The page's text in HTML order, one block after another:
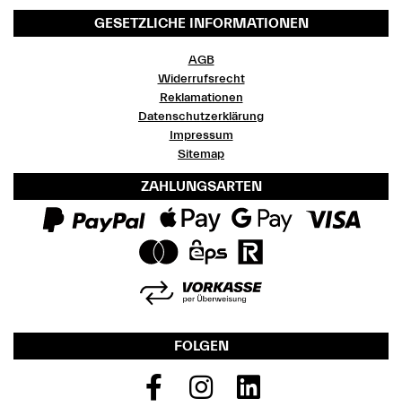
GESETZLICHE INFORMATIONEN
AGB
Widerrufsrecht
Reklamationen
Datenschutzerklärung
Impressum
Sitemap
ZAHLUNGSARTEN
FOLGEN